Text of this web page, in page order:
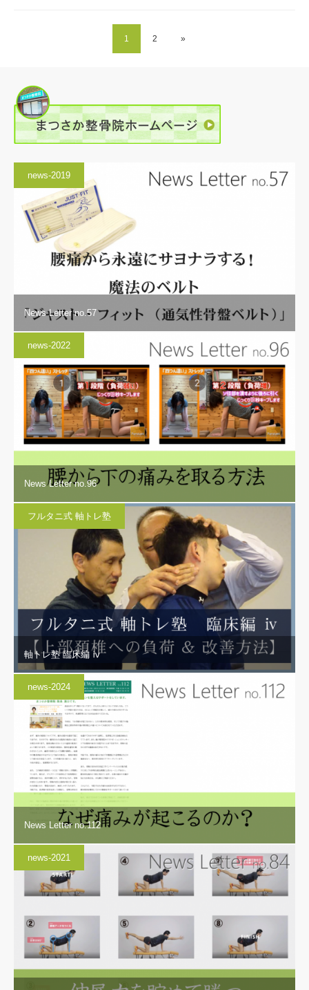
1 2 »
news-2019
News Letter no.57
news-2022
News Letter no.96
フルタニ式 軸トレ塾
軸トレ塾 臨床編 ⅳ
news-2024
News Letter no.112
news-2021